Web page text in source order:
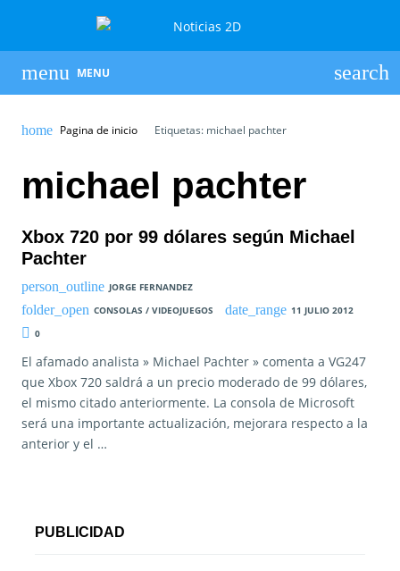
MENU
Pagina de inicio Etiquetas: michael pachter
michael pachter
Xbox 720 por 99 dólares según Michael
Pachter
JORGE FERNANDEZ
CONSOLAS / VIDEOJUEGOS
11 JULIO 2012
0
El afamado analista » Michael Pachter » comenta a VG247
que Xbox 720 saldrá a un precio moderado de 99 dólares,
el mismo citado anteriormente. La consola de Microsoft
será una importante actualización, mejorara respecto a la
anterior y el …
PUBLICIDAD